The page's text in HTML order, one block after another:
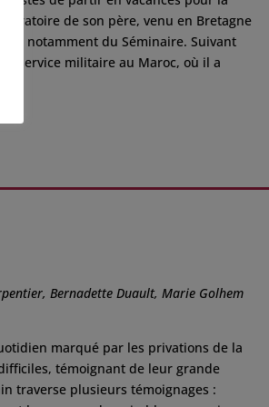
de son père, venu en Bretagne
notamment du Séminaire. Suivant
service militaire au Maroc, où il a
Bernadette Duault, Marie Golhem
marqué par les privations de la
témoignant de leur grande
traverse plusieurs témoignages :